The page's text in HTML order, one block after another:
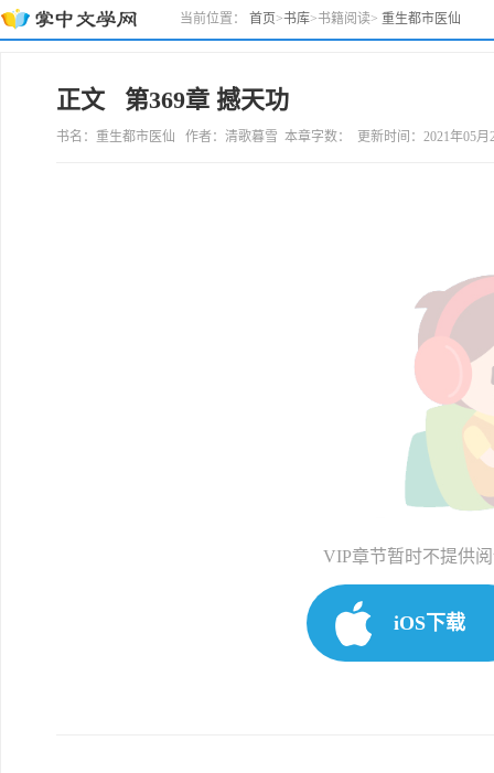
当前位置： 首页>书库>书籍阅读> 重生都市医仙
正文 第369章 撼天功
书名：重生都市医仙 作者：清歌暮雪 本章字数： 更新时间：2021年05月
VIP章节暂时不提供
iOS下载